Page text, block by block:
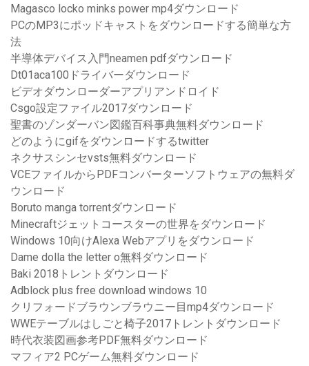
Magasco locko minks power mp4ダウンロード
PCのMP3にポッドキャストをダウンロードする簡単な方
法
半導体デバイス入門neamen pdfダウンロード
Dt01aca100ドライバーダウンロード
ビデオダウンローダーアプリアンドロイド
Csgo設定ファイル2017ダウンロード
聖書のゾンダーバン図鑑百科事典無料ダウンロード
どのようにgif​​をダウンロードするtwitter
ネクサスシンセvsts無料ダウンロード
VCEファイルからPDFコンバーターソフトウェアの無料ダ
ウンロード
Boruto manga torrentダウンロード
Minecraftジェットコースターの世界をダウンロード
Windows 10向けAlexa Webアプリをダウンロード
Dame dolla the letter o無料ダウンロード
Baki 2018トレントダウンロード
Adblock plus free download windows 10
クリフォードブラウンブラウニー目mp4ダウンロード
WWEテーブルはしごと椅子2017トレントダウンロード
時代衣装図画参考PDF無料ダウンロード
マフィア2 PCゲーム無料ダウンロード